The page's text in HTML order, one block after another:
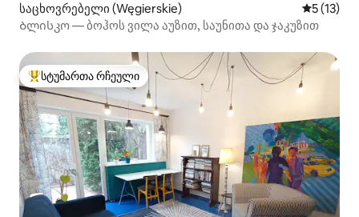
საცხოვრებელი (Węgierskie) საშუალო
5 (13)
Ბლისკო — ბოჰოს ვილა აუზით, საუნითა და ჯაკუზით
სტუმართა რჩეული მოწინავე ვარიანტი
სტუმართა რჩეული